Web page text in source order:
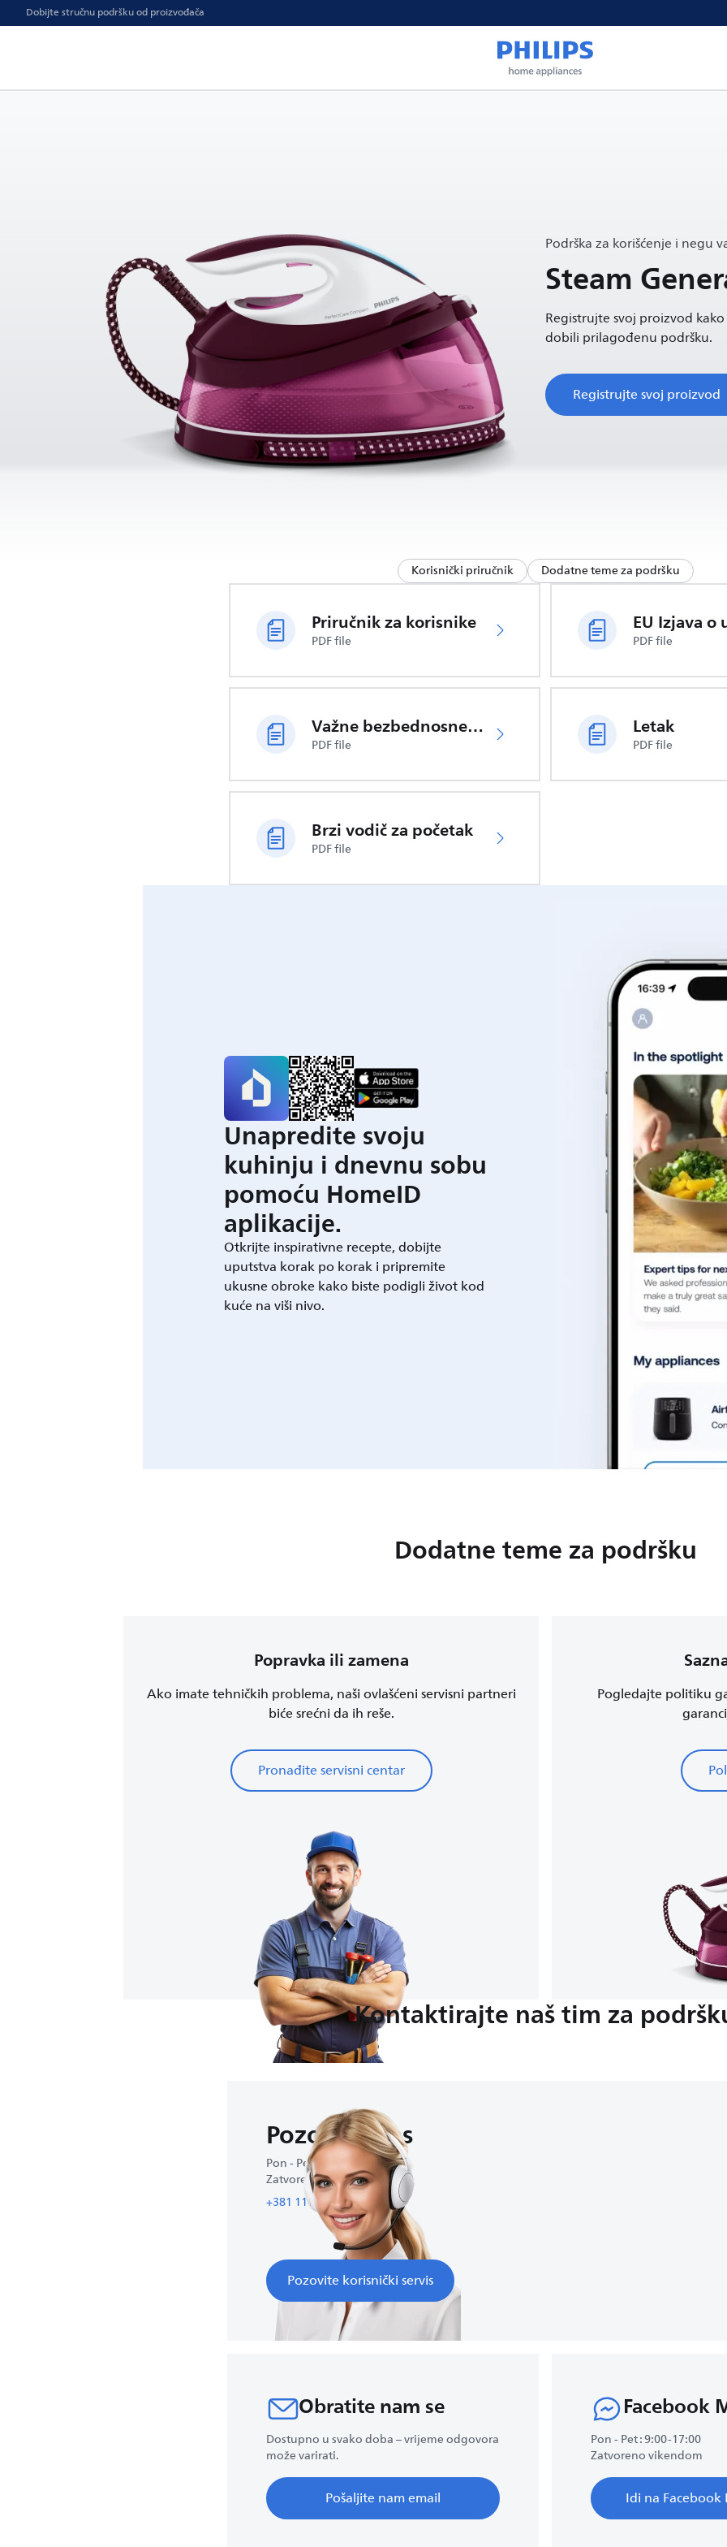
Dobijte stručnu podršku od proizvođača
Podrška za korišćenje i negu
Steam
Registrujte svoj proizvod
dobili prilagođenu podršku.
Registrujte svoj proizvod
Korisnički priručnik Dodatne teme za podršku
Priručnik za korisnike
PDF file PDF file
Važne bezbednosne informacije
PDF file
Letak
PDF file
Brzi vodič za početak
PDF file
Unapredite svoju
kuhinju i dnevnu sobu
pomoću HomeID
aplikacije.
Otkrijte inspirativne recepte, dobijte
uputstva korak po korak i pripremite
ukusne obroke kako biste podigli život kod
kuće na viši nivo.
Dodatne teme za podršku
Popravka ili zamena
Ako imate tehničkih problema, naši ovlašćeni servisni partneri
biće srećni da ih reše.
Pronađite servisni centar
Pogledajte politiku
Kontaktirajte naš tim za
Pozovite nas
Pon - Pet : 9:00-16:30
Zatvoreno vikendom
+381 11 4300 466
Pozovite korisnički servis
Obratite nam se
Dostupno u svako doba – vrijeme odgovora
može varirati.
Pošaljite nam email
Facebook
Pon - Pet : 9:00-17:00
Zatvoreno vikendom
Idi na Facebook